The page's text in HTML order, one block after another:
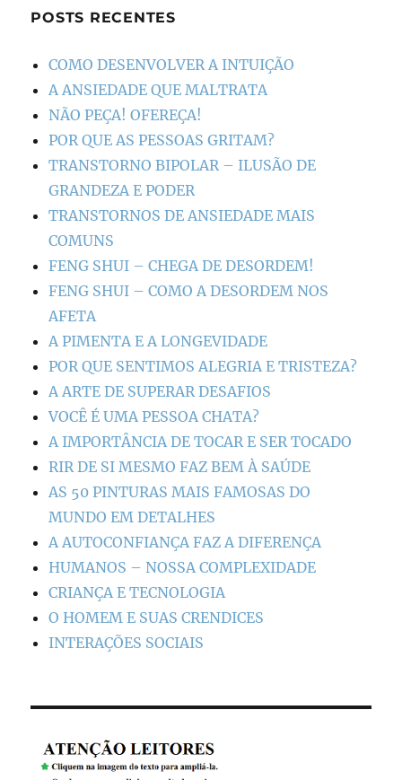
POSTS RECENTES
COMO DESENVOLVER A INTUIÇÃO
A ANSIEDADE QUE MALTRATA
NÃO PEÇA! OFEREÇA!
POR QUE AS PESSOAS GRITAM?
TRANSTORNO BIPOLAR – ILUSÃO DE
GRANDEZA E PODER
TRANSTORNOS DE ANSIEDADE MAIS
COMUNS
FENG SHUI – CHEGA DE DESORDEM!
FENG SHUI – COMO A DESORDEM NOS
AFETA
A PIMENTA E A LONGEVIDADE
POR QUE SENTIMOS ALEGRIA E TRISTEZA?
A ARTE DE SUPERAR DESAFIOS
VOCÊ É UMA PESSOA CHATA?
A IMPORTÂNCIA DE TOCAR E SER TOCADO
RIR DE SI MESMO FAZ BEM À SAÚDE
AS 50 PINTURAS MAIS FAMOSAS DO
MUNDO EM DETALHES
A AUTOCONFIANÇA FAZ A DIFERENÇA
HUMANOS – NOSSA COMPLEXIDADE
CRIANÇA E TECNOLOGIA
O HOMEM E SUAS CRENDICES
INTERAÇÕES SOCIAIS